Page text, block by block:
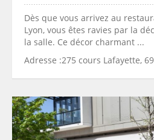
Dès que vous arrivez au
Lyon, vous êtes ravies par la
la salle. Ce décor charmant ...
Adresse :275 cours Lafayette,